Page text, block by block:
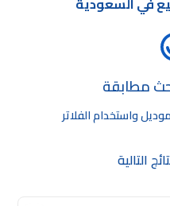
مطابقة
واستخدام الفلاتر
التالية